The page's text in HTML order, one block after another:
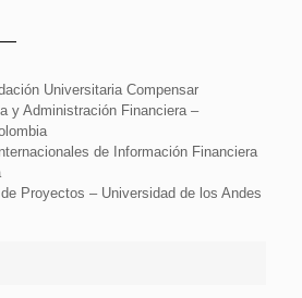
Universitaria Compensar
y Administración Financiera –
de Información Financiera
Proyectos – Universidad de los Andes